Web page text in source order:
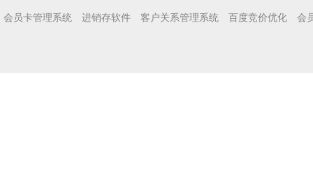
会员卡管理系统 进销存软件 客户关系管理系统 百度竞价优化 会